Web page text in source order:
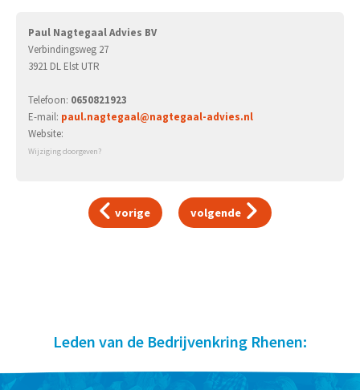
Paul Nagtegaal Advies BV
Verbindingsweg 27
3921 DL Elst UTR
Telefoon: 0650821923
E-mail: paul.nagtegaal@nagtegaal-advies.nl
Website:
Wijziging doorgeven?
vorige volgende
Leden van de Bedrijvenkring Rhenen: